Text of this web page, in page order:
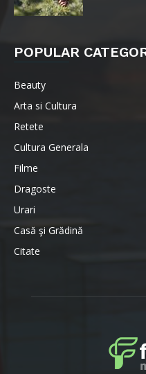
POPULAR
Beauty
Arta si Cultura
Retete
Cultura Generala
Filme
Dragoste
Urari
Casă şi Grădină
Citate